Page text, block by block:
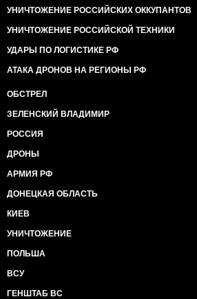
УНИЧТОЖЕНИЕ РОССИЙСКИХ ОККУПАНТОВ
УНИЧТОЖЕНИЕ РОССИЙСКОЙ ТЕХНИКИ
УДАРЫ ПО ЛОГИСТИКЕ РФ
АТАКА ДРОНОВ НА РЕГИОНЫ РФ
ОБСТРЕЛ
ЗЕЛЕНСКИЙ ВЛАДИМИР
РОССИЯ
ДРОНЫ
АРМИЯ РФ
ДОНЕЦКАЯ ОБЛАСТЬ
КИЕВ
УНИЧТОЖЕНИЕ
ПОЛЬША
ВСУ
ГЕНШТАБ ВС